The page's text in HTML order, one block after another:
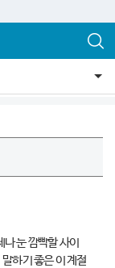
눈 깜빡할 사이
하기 좋은 이 계절